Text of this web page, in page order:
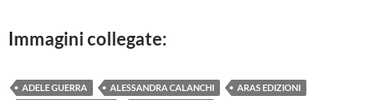
Immagini collegate:
ADELE GUERRA ALESSANDRA CALANCHI
ARAS EDIZIONI